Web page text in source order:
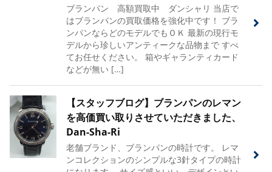
ブランパン 高額買取中 ダンシャリ 当店で
はブランパンの買取価格を強化中です！ ブラ
ンパンならどのモデルでもＯＫ 最新の現行モ
デルから珍しいアンティークな品物まで すべ
てお任せください。 箱やギャランティカード
などが無い […]
【スタッフブログ】ブランパンのレマン
を高価買い取りさせていただきました、
Dan-Sha-Ri
老舗ブランド、ブランパンの時計です。 レマ
ンコレクションのシンプルな3針タイプの時計